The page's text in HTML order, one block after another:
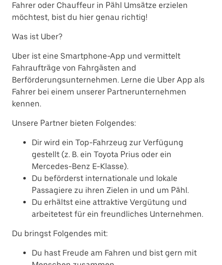
Fahrer oder Chauffeur in Pähl Umsätze erzielen
möchtest, bist du hier genau richtig!
Was ist Uber?
Uber ist eine Smartphone-App und vermittelt
Fahraufträge von Fahrgästen and
Berförderungsunternehmen. Lerne die Uber App als
Fahrer bei einem unserer Partnerunternehmen
kennen.
Unsere Partner bieten Folgendes:
Dir wird ein Top-Fahrzeug zur Verfügung
gestellt (z. B. ein Toyota Prius oder ein
Mercedes-Benz E-Klasse).
Du beförderst internationale und lokale
Passagiere zu ihren Zielen in und um Pähl.
Du erhältst eine attraktive Vergütung und
arbeitetest für ein freundliches Unternehmen.
Du bringst Folgendes mit:
Du hast Freude am Fahren und bist gern mit